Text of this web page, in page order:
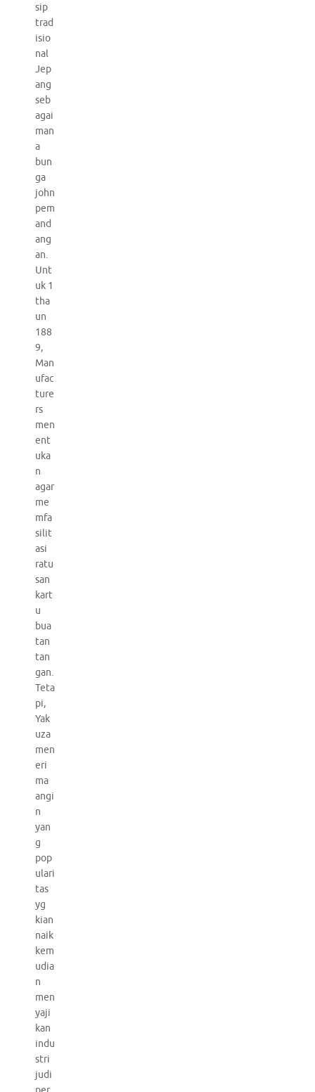
sip
trad
isio
nal
Jep
ang
seb
agai
man
a
bun
ga
john
pem
and
ang
an.
Unt
uk 1
tha
un
188
9,
Man
ufac
ture
rs
men
ent
uka
n
agar
me
mfa
silit
asi
ratu
san
kart
u
bua
tan
tan
gan.
Teta
pi,
Yak
uza
men
eri
ma
angi
n
yan
g
pop
ulari
tas
yg
kian
naik
kem
udia
n
men
yaji
kan
indu
stri
judi